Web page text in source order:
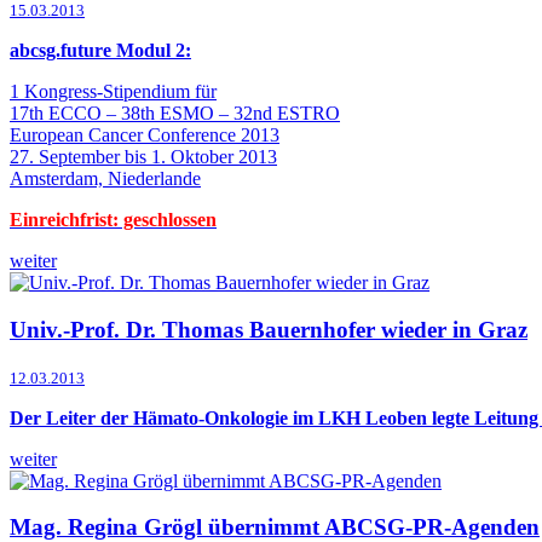
15.03.2013
abcsg.future Modul 2:
1 Kongress-Stipendium für
17th ECCO – 38th ESMO – 32nd ESTRO
European Cancer Conference 2013
27. September bis 1. Oktober 2013
Amsterdam, Niederlande
Einreichfrist: geschlossen
weiter
Univ.-Prof. Dr. Thomas Bauernhofer wieder in Graz
12.03.2013
Der Leiter der Hämato-Onkologie im LKH Leoben legte
weiter
Mag. Regina Grögl übernimmt ABCSG-PR-Agenden